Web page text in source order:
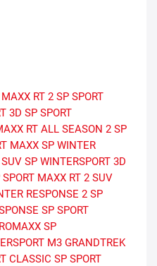
RT 2 SP SPORT
3D SP SPORT
RT ALL SEASON 2 SP
MAXX SP WINTER
SP WINTERSPORT 3D
SPORT MAXX RT 2 SUV
RESPONSE 2 SP
SP SPORT
SP
M3 GRANDTREK
CLASSIC SP SPORT